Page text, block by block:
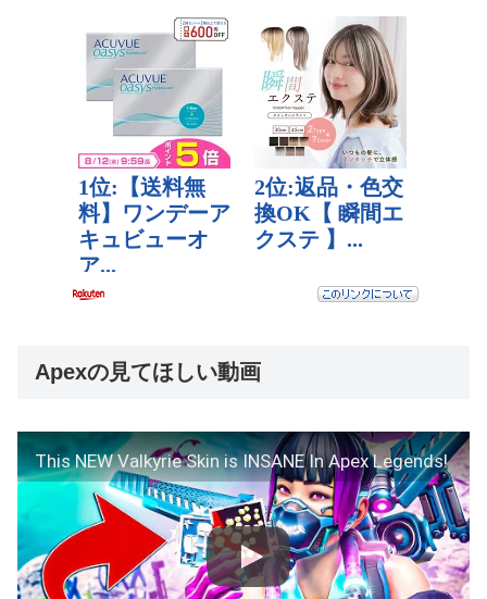
Apexの見てほしい動画
This NEW Valkyrie Skin is INSANE In Apex Legends!